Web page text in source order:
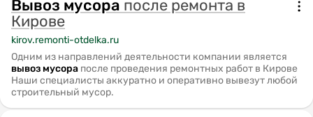
Вывоз мусора после ремонта в
Кирове
kirov.remonti-otdelka.ru
Одним из направлений деятельности компании является
вывоз мусора после проведения ремонтных работ в Кирове
Наши специалисты аккуратно и оперативно вывезут любой
строительный мусор.